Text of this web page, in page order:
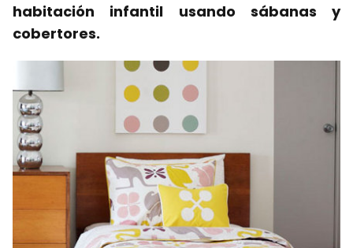
habitación infantil usando sábanas y
cobertores.